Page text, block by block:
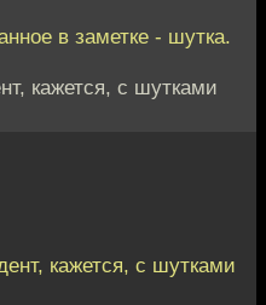
в заметке - шутка.
кажется, с шутками
кажется, с шутками